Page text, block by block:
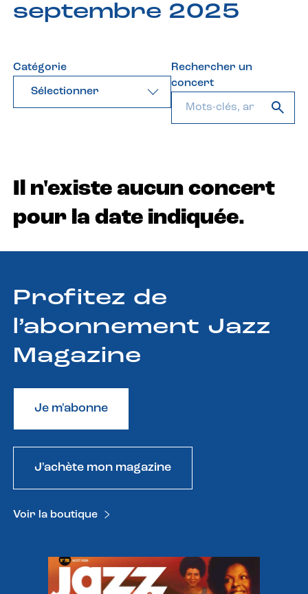
septembre 2025
Catégorie
Sélectionner
Rechercher un
concert
Il n'existe aucun concert
pour la date indiquée.
Profitez de
l’abonnement Jazz
Magazine
Je m'abonne
J'achète mon magazine
Voir la boutique